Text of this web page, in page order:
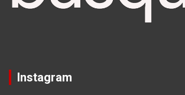
Instagram